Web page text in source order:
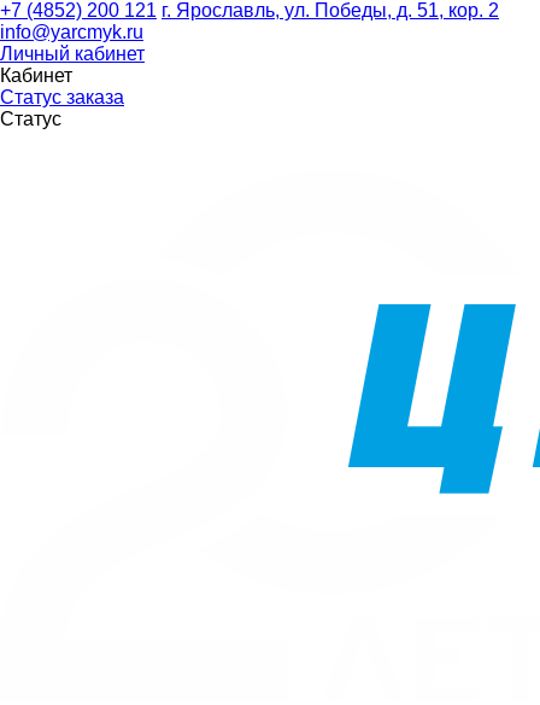
+7 (4852) 200 121 г. Ярославль, ул. Победы, д. 51, кор. 2
info@yarcmyk.ru
Личный кабинет
Кабинет
Статус заказа
Статус